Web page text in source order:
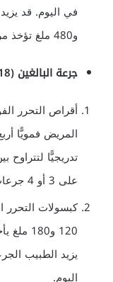
و480 ملغ تؤخذ مرة واحدة في اليوم.
جرعة البالغين (18-64 سنة) في حالة الذبحة القلبية.
المريض فمويًّا
على 3 أو 4 جرعات.
كبسولات التحرر
120
اليوم.